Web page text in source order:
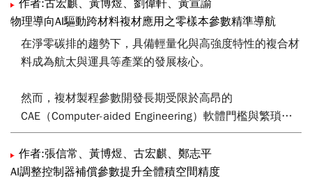
作者:古宏麒、黃博煜、劉偉軒、黃宣諭
物理導向AI驅動跨材料複材應用之零樣本參數精準導航
在淨零碳排的趨勢下，具備輕量化與高強度特性的複合材
料成為航太與運具等產業的發展核心。
然而，複材製程參數開發長期受限於高昂的
CAE（Computer-aided Engineering）軟體門檻與繁瑣試
誤流程。
當導入新材料時，傳統仰賴大量模擬與實驗的方法，常導
作者:張信常、黃博煜、古宏麒、鄭志平
AI調整控制器補償參數提升全體積空間精度